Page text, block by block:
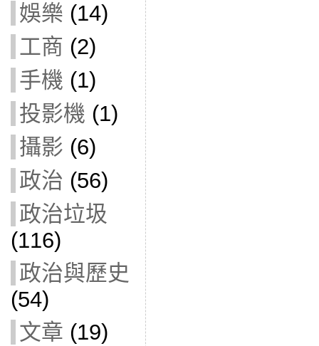
娛樂 (14)
工商 (2)
手機 (1)
投影機 (1)
攝影 (6)
政治 (56)
政治垃圾
(116)
政治與歷史
(54)
文章 (19)